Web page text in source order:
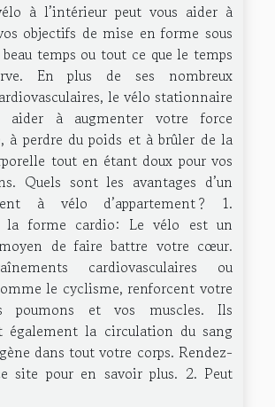
à l’intérieur peut vous aider à
objectifs de mise en forme sous
temps ou tout ce que le temps
En plus de ses nombreux
le vélo stationnaire
aider à augmenter votre force
à perdre du poids et à brûler de la
tout en étant doux pour vos
Quels sont les avantages d’un
à vélo d’appartement ? 1.
la forme cardio: Le vélo est un
de faire battre votre cœur.
cardiovasculaires ou
le cyclisme, renforcent votre
poumons et vos muscles. Ils
également la circulation du sang
dans tout votre corps. Rendez-
site pour en savoir plus. 2. Peut